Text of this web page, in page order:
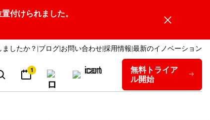
付けられました。
したか？ ブログ お問い合わせ採用情報 最新のイノベーション
1
無料トライア
ル開始